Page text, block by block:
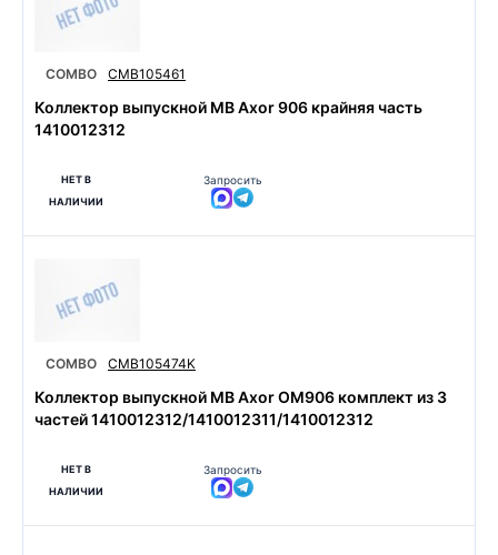
COMBO CMB105461
Коллектор выпускной MB Axor 906 крайняя часть
1410012312
НЕТ В
НАЛИЧИИ
Запросить
COMBO CMB105474K
Коллектор выпускной MB Axor OM906 комплект из 3
частей 1410012312/1410012311/1410012312
НЕТ В
НАЛИЧИИ
Запросить